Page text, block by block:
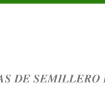
𝑫𝑬 𝑺𝑬𝑴𝑰𝑳𝑳𝑬𝑹𝑶